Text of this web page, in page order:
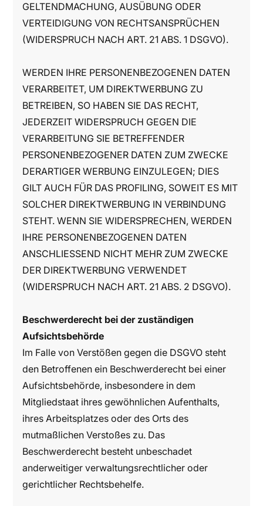
GELTENDMACHUNG, AUSÜBUNG ODER
VERTEIDIGUNG VON RECHTSANSPRÜCHEN
(WIDERSPRUCH NACH ART. 21 ABS. 1 DSGVO).
WERDEN IHRE PERSONENBEZOGENEN DATEN
VERARBEITET, UM DIREKTWERBUNG ZU
BETREIBEN, SO HABEN SIE DAS RECHT,
JEDERZEIT WIDERSPRUCH GEGEN DIE
VERARBEITUNG SIE BETREFFENDER
PERSONENBEZOGENER DATEN ZUM ZWECKE
DERARTIGER WERBUNG EINZULEGEN; DIES
GILT AUCH FÜR DAS PROFILING, SOWEIT ES MIT
SOLCHER DIREKTWERBUNG IN VERBINDUNG
STEHT. WENN SIE WIDERSPRECHEN, WERDEN
IHRE PERSONENBEZOGENEN DATEN
ANSCHLIESSEND NICHT MEHR ZUM ZWECKE
DER DIREKTWERBUNG VERWENDET
(WIDERSPRUCH NACH ART. 21 ABS. 2 DSGVO).
Beschwerderecht bei der zuständigen
Aufsichtsbehörde
Im Falle von Verstößen gegen die DSGVO steht
den Betroffenen ein Beschwerderecht bei einer
Aufsichtsbehörde, insbesondere in dem
Mitgliedstaat ihres gewöhnlichen Aufenthalts,
ihres Arbeitsplatzes oder des Orts des
mutmaßlichen Verstoßes zu. Das
Beschwerderecht besteht unbeschadet
anderweitiger verwaltungsrechtlicher oder
gerichtlicher Rechtsbehelfe.